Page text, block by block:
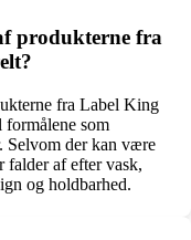
produkterne fra
fra Label King
formålene som
Selvom der kan være
falder af efter vask,
og holdbarhed.